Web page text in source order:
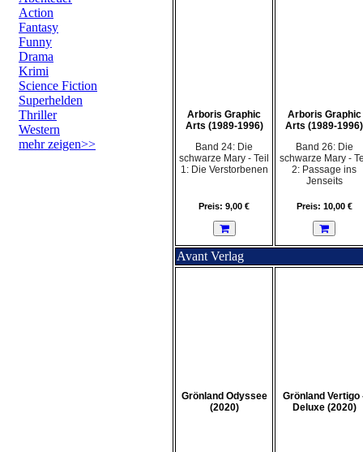
Action
Fantasy
Funny
Drama
Krimi
Science Fiction
Superhelden
Thriller
Western
mehr zeigen>>
Arboris Graphic
Arts (1989-1996)
Band 24: Die
schwarze Mary - Teil
1: Die Verstorbenen
Preis: 9,00 €
Arboris Graphic
Arts (1989-1996)
Band 26: Die
schwarze Mary -
2: Passage ins
Jenseits
Preis: 10,00 €
Avant Verlag
Grönland Odyssee
(2020)
Grönland Vertigo
Deluxe (2020)